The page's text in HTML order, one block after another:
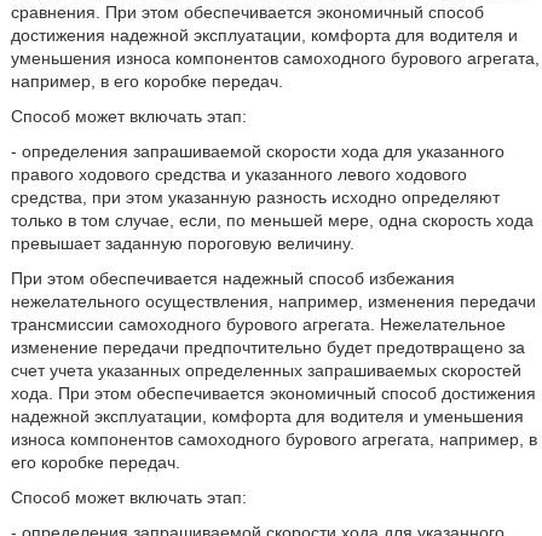
сравнения. При этом обеспечивается экономичный способ
достижения надежной эксплуатации, комфорта для водителя и
уменьшения износа компонентов самоходного бурового агрегата,
например, в его коробке передач.
Способ может включать этап:
- определения запрашиваемой скорости хода для указанного
правого ходового средства и указанного левого ходового
средства, при этом указанную разность исходно определяют
только в том случае, если, по меньшей мере, одна скорость хода
превышает заданную пороговую величину.
При этом обеспечивается надежный способ избежания
нежелательного осуществления, например, изменения передачи
трансмиссии самоходного бурового агрегата. Нежелательное
изменение передачи предпочтительно будет предотвращено за
счет учета указанных определенных запрашиваемых скоростей
хода. При этом обеспечивается экономичный способ достижения
надежной эксплуатации, комфорта для водителя и уменьшения
износа компонентов самоходного бурового агрегата, например, в
его коробке передач.
Способ может включать этап: